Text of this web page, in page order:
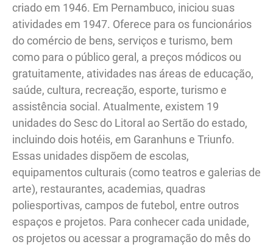
criado em 1946. Em Pernambuco, iniciou suas
atividades em 1947. Oferece para os funcionários
do comércio de bens, serviços e turismo, bem
como para o público geral, a preços módicos ou
gratuitamente, atividades nas áreas de educação,
saúde, cultura, recreação, esporte, turismo e
assistência social. Atualmente, existem 19
unidades do Sesc do Litoral ao Sertão do estado,
incluindo dois hotéis, em Garanhuns e Triunfo.
Essas unidades dispõem de escolas,
equipamentos culturais (como teatros e galerias de
arte), restaurantes, academias, quadras
poliesportivas, campos de futebol, entre outros
espaços e projetos. Para conhecer cada unidade,
os projetos ou acessar a programação do mês do